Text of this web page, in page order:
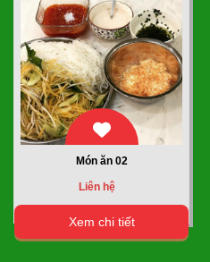
Món ăn 02
Liên hệ
Xem chi tiết